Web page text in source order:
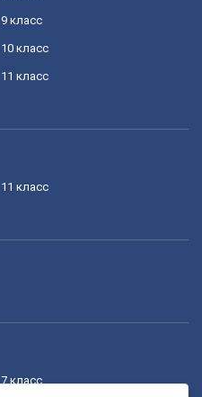
9 класс
10 класс
11 класс
11 класс
7 класс